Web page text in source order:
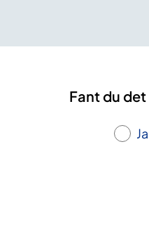
Fant du
Ja